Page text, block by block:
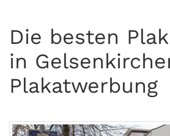
Die besten
in
Plakatwerbung